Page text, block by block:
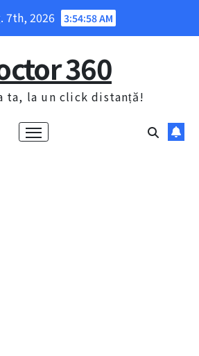
7th, 2026 3:54:58 AM
360
ta, la un click distanță!